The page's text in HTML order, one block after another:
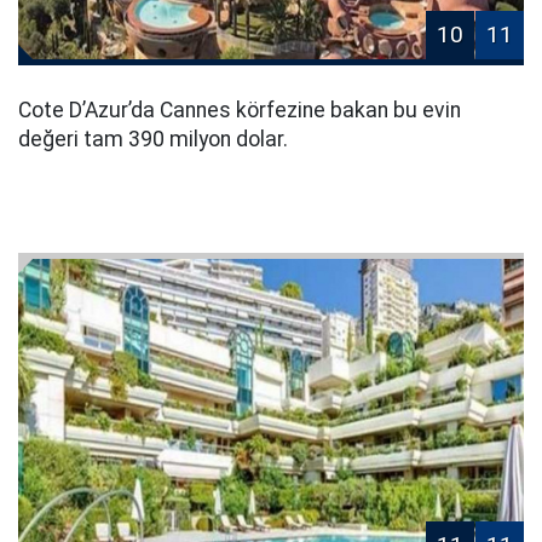
10 11
Cote D’Azur’da Cannes körfezine bakan bu evin
değeri tam 390 milyon dolar.